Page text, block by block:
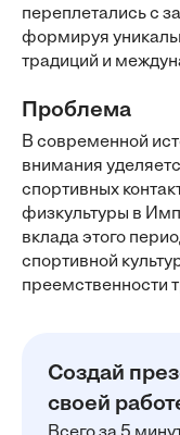
переплетались с
формируя
традиций и
Проблема
В современной
внимания
спортивных
физкультуры в
вклада этого
спортивной
преемственности
Создай
своей